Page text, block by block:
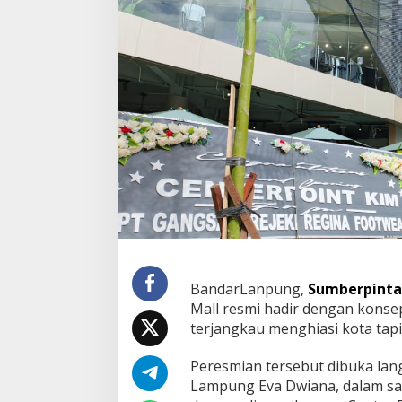
s
m
i
k
a
C
e
n
t
e
r
P
o
i
K
a
r
a
g
I
BandarLanpung,
Mall resmi hadir dengan
terjangkau menghiasi kota
Peresmian tersebut dibuka
Lampung Eva Dwiana, dalam